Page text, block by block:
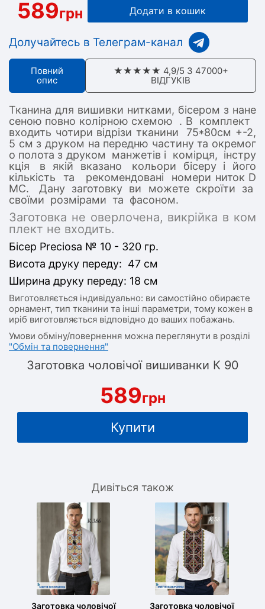
589грн Додати в кошик
Долучайтесь в Телеграм-канал
Повний
опис
★★★★★ 4,9/5 З 47000+
ВІДГУКІВ
Тканина для вишивки нитками, бісером з нане
сеною повно колірною схемою . В комплект
входить чотири відрізи тканини 75*80см +-2,
5 см з друком на передню частину та окремог
о полота з друком манжетів і комірця, інстру
кція в якій вказано кольори бісеру і його
кількість та рекомендовані номери ниток D
MC. Дану заготовку ви можете скроїти за
своїми розмірами та фасоном.
Заготовка не оверлочена, викрійка в ком
плект не входить.
Бісер Preciosa № 10 - 320 гр.
Висота друку переду: 47 см
Ширина друку переду: 18 см
Виготовляється індивідуально: ви самостійно обираєте
орнамент, тип тканини та інші параметри, тому кожен в
иріб виготовляється відповідно до ваших побажань.
Умови обміну/повернення можна переглянути в розділі
"Обмін та повернення"
Заготовка чоловічої вишиванки К 90
589грн
Купити
Дивіться також
Заготовка чоловічої
Заготовка чоловічої